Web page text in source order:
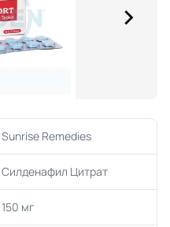
Sunrise Remedies
Силденафил Цитрат
150 мг